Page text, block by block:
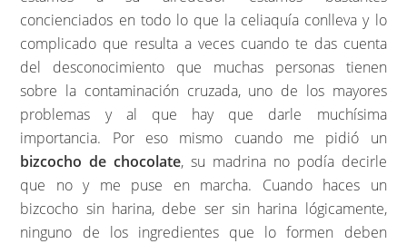
concienciados en todo lo que la celiaquía conlleva y lo
complicado que resulta a veces cuando te das cuenta
del desconocimiento que muchas personas tienen
sobre la contaminación cruzada, uno de los mayores
problemas y al que hay que darle muchísima
importancia. Por eso mismo cuando me pidió un
bizcocho de chocolate, su madrina no podía decirle
que no y me puse en marcha. Cuando haces un
bizcocho sin harina, debe ser sin harina lógicamente,
ninguno de los ingredientes que lo formen deben